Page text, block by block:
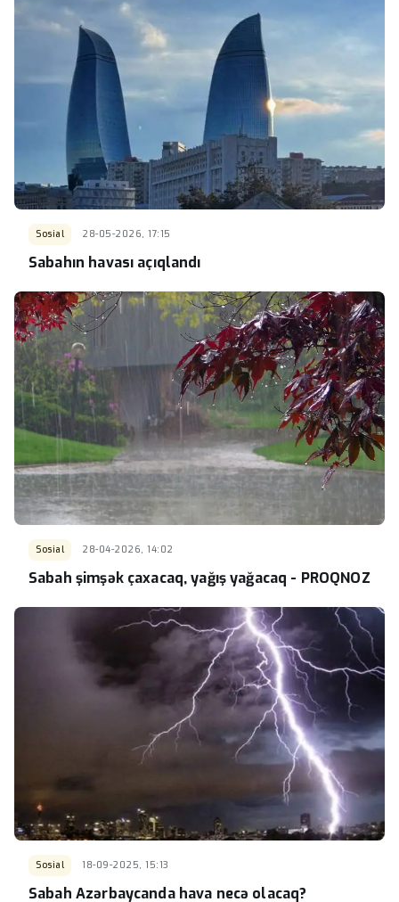
Sosial 28-05-2026, 17:15
Sabahın havası açıqlandı
Sosial 28-04-2026, 14:02
Sabah şimşək çaxacaq, yağış yağacaq - PROQNOZ
Sosial 18-09-2025, 15:13
Sabah Azərbaycanda hava necə olacaq?